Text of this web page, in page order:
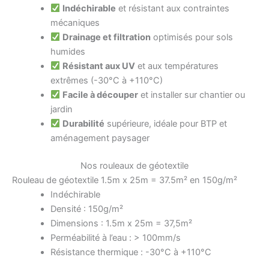
Indéchirable et résistant aux contraintes
mécaniques
Drainage et filtration optimisés pour sols
humides
Résistant aux UV et aux températures
extrêmes (-30°C à +110°C)
Facile à découper et installer sur chantier ou
jardin
Durabilité supérieure, idéale pour BTP et
aménagement paysager
Nos rouleaux de géotextile
Rouleau de géotextile 1.5m x 25m = 37.5m² en 150g/m²
Indéchirable
Densité : 150g/m²
Dimensions : 1.5m x 25m = 37,5m²
Perméabilité à l’eau : > 100mm/s
Résistance thermique : -30°C à +110°C